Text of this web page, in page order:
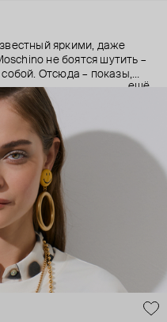
яркими, даже
не боятся шутить –
Отсюда – показы,
событиями, вирусные
Перри в платье-люстре на
2019 году?) и
кандидатами, от
практически
с ладонь и будто бы
ещё